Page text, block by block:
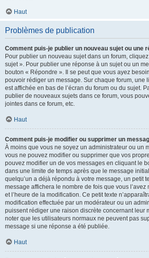
Haut
Problèmes de publication
Comment puis-je publier un nouveau sujet ou une
Pour publier un nouveau sujet dans un forum,
sujet ». Pour publier une réponse à un sujet ou un
bouton « Répondre ». Il se peut que vous ayez
pouvoir rédiger un message. Sur chaque forum, une
est affichée en bas de l’écran du forum ou du sujet.
publier de nouveaux sujets dans ce forum, vous
jointes dans ce forum, etc.
Haut
Comment puis-je modifier ou supprimer un
À moins que vous ne soyez un administrateur ou un
vous ne pouvez modifier ou supprimer que vos
pouvez modifier un de vos messages en cliquant le
dans une limite de temps après que le message
quelqu’un a déjà répondu à votre message, un petit
message affichera le nombre de fois que vous l’avez
et l’heure de la modification. Ce petit texte
modification effectuée par un modérateur ou un
puissent rédiger une raison discrète concernant leur
noter que les utilisateurs normaux ne peuvent pas
message si une réponse a été publiée.
Haut